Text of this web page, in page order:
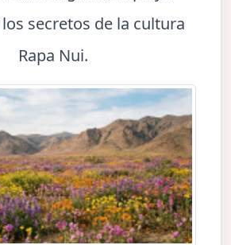
secretos de la cultura
Rapa Nui.